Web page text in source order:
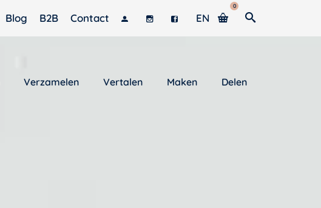
0
Blog B2B Contact EN
Verzamelen Vertalen Maken Delen